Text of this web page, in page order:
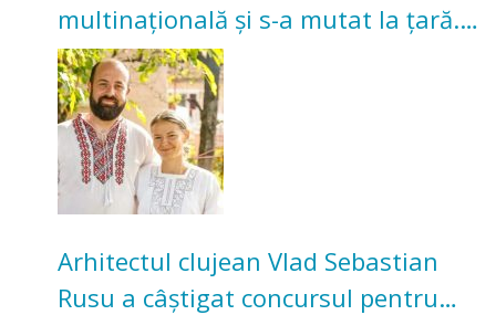
multinațională și s-a mutat la țară.
Acum cultivă legume în grădina
bunicilor
Arhitectul clujean Vlad Sebastian
Rusu a câștigat concursul pentru